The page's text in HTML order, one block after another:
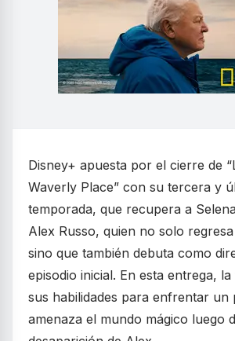
Disney+ apuesta por el cierre de
Waverly Place” con su tercera y
temporada, que recupera a
Alex Russo, quien no solo
sino que también debuta como
episodio inicial. En esta entrega,
sus habilidades para enfrentar un
amenaza el mundo mágico luego